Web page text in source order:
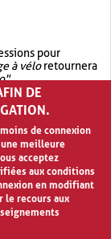
pour
à véloretournera
.
.garage OR vélo
à vélo
DE
de connexion
meilleure
acceptez
aux conditions
en modifiant
le recours aux